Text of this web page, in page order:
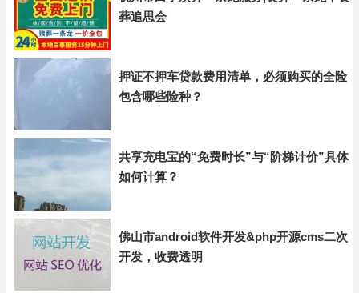
葬追思会
押证不押车贷款费用清单，必须购买的全险
包含哪些险种？
共享充电宝的“免费时长”与“阶梯计价”具体
如何计算？
佛山市android软件开发&php开源cms二次
开发，收费透明